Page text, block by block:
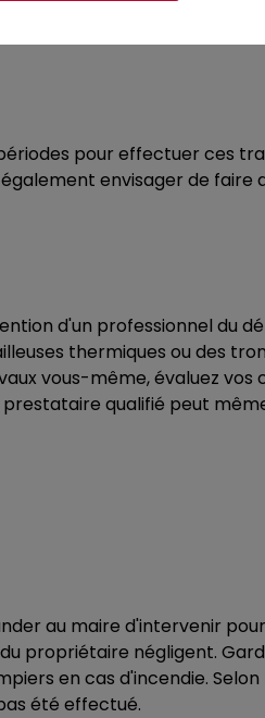
pour effectuer ces
envisager de faire
d'un professionnel du
thermiques ou des
vous-même, évaluez vos
qualifié peut
au maire d'intervenir
propriétaire négligent.
en cas d'incendie.
été effectué.